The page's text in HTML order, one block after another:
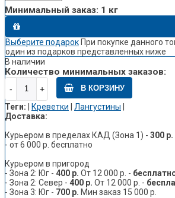
Минимальный заказ: 1 кг
Выберите подарок При покупке данного
один из подарков представленных ниже
В наличии
Количество минимальных заказов:
В КОРЗИНУ
Теги: Креветки Лангустины
Доставка:
Курьером в пределах КАД (Зона 1) - 300 р.
- от 6 000 р. бесплатно
Курьером в пригород
- Зона 2: Юг - 400 р. От 12 000 р. -
- Зона 2: Север - 400 р. От 12 000 р. -
- Зона 3: Юг - 700 р. Мин заказ 15 000 р.